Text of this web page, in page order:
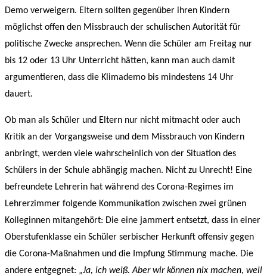
Demo verweigern. Eltern sollten gegenüber ihren Kindern
möglichst offen den Missbrauch der schulischen Autorität für
politische Zwecke ansprechen. Wenn die Schüler am Freitag nur
bis 12 oder 13 Uhr Unterricht hätten, kann man auch damit
argumentieren, dass die Klimademo bis mindestens 14 Uhr
dauert.
Ob man als Schüler und Eltern nur nicht mitmacht oder auch
Kritik an der Vorgangsweise und dem Missbrauch von Kindern
anbringt, werden viele wahrscheinlich von der Situation des
Schülers in der Schule abhängig machen. Nicht zu Unrecht! Eine
befreundete Lehrerin hat während des Corona-Regimes im
Lehrerzimmer folgende Kommunikation zwischen zwei grünen
Kolleginnen mitangehört: Die eine jammert entsetzt, dass in einer
Oberstufenklasse ein Schüler serbischer Herkunft offensiv gegen
die Corona-Maßnahmen und die Impfung Stimmung mache. Die
andere entgegnet: „Ja, ich weiß. Aber wir können nix machen, weil